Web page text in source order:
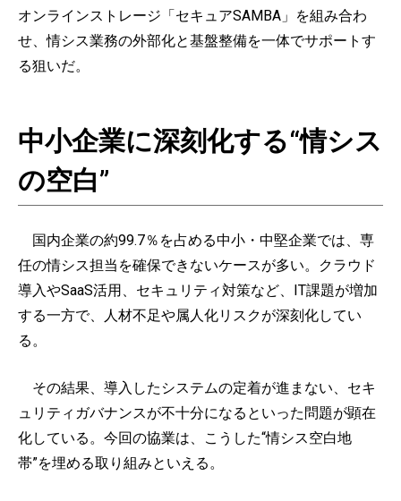
オンラインストレージ「セキュアSAMBA」を組み合わ
せ、情シス業務の外部化と基盤整備を一体でサポートす
る狙いだ。
中小企業に深刻化する“情シス
の空白”
国内企業の約99.7％を占める中小・中堅企業では、専
任の情シス担当を確保できないケースが多い。クラウド
導入やSaaS活用、セキュリティ対策など、IT課題が増加
する一方で、人材不足や属人化リスクが深刻化してい
る。
その結果、導入したシステムの定着が進まない、セキ
ュリティガバナンスが不十分になるといった問題が顕在
化している。今回の協業は、こうした“情シス空白地
帯”を埋める取り組みといえる。